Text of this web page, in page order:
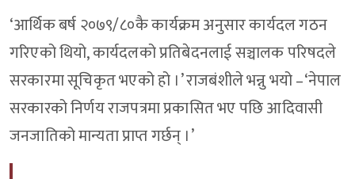
‘आर्थिक बर्ष २०७९/८०कै कार्यक्रम अनुसार कार्यदल गठन
गरिएको थियो, कार्यदलको प्रतिबेदनलाई सञ्चालक परिषदले
सरकारमा सूचिकृत भएको हो ।’ राजबंशीले भन्नु भयो –‘नेपाल
सरकारको निर्णय राजपत्रमा प्रकासित भए पछि आदिवासी
जनजातिको मान्यता प्राप्त गर्छन् ।’